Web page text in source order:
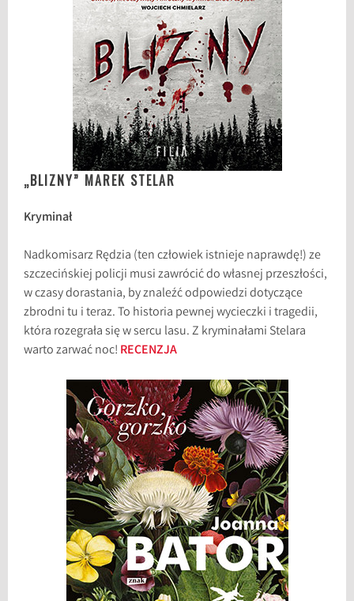
„BLIZNY” MAREK STELAR
Kryminał
Nadkomisarz Rędzia (ten człowiek istnieje naprawdę!) ze
szczecińskiej policji musi zawrócić do własnej przeszłości,
w czasy dorastania, by znaleźć odpowiedzi dotyczące
zbrodni tu i teraz. To historia pewnej wycieczki i tragedii,
która rozegrała się w sercu lasu. Z kryminałami Stelara
warto zarwać noc! RECENZJA